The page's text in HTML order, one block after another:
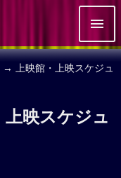
→ 上映館・上映スケジュ
映スケジュ